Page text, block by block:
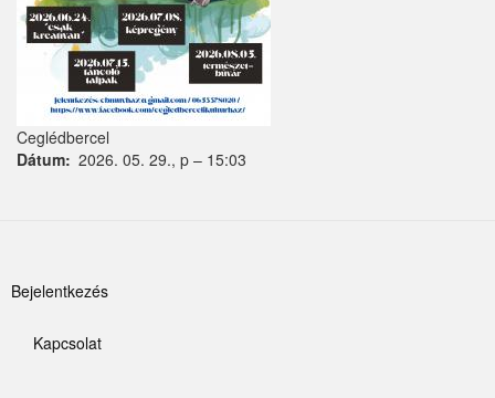
Kisnémedi
Kisoroszi
Kóka
Kőröstetétlen
Leányfalu
Letkés
Ceglédbercel
Dátum 2026. 05. 29., p – 15:03
Felhasználói
menüje
Bejelentkezés
Lábléc
Kapcsolat